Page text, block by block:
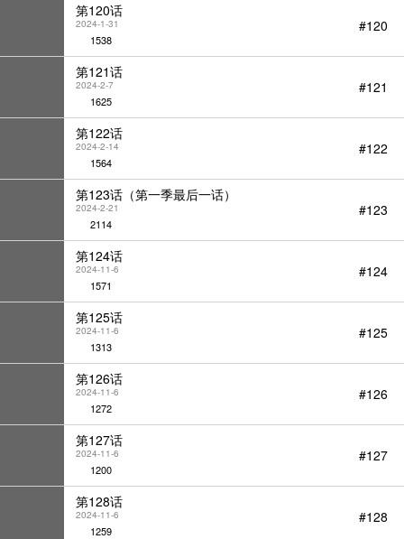
第120话
2024-1-31
1538
#120
第121话
2024-2-7
1625
#121
第122话
2024-2-14
1564
#122
第123话（第一季最后一话）
2024-2-21
2114
#123
第124话
2024-11-6
1571
#124
第125话
2024-11-6
1313
#125
第126话
2024-11-6
1272
#126
第127话
2024-11-6
1200
#127
第128话
2024-11-6
1259
#128